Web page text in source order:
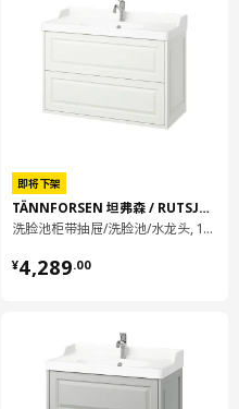
0.70 公斤
24 厘米
即将下架
TÄNNFORSEN 坦弗森 / RUTSJÖN 鲁特雪恩
洗脸池柜带抽屉/洗脸池/水龙头, 102x49x74 厘米
¥4,289.00
¥ 4289.00